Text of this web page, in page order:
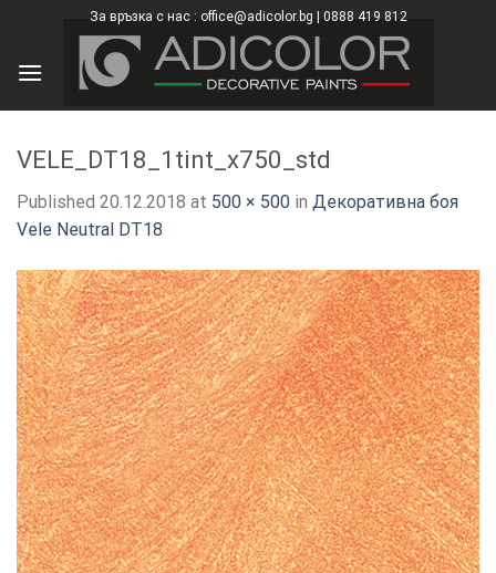
content
За връзка с нас : office@adicolor.bg | 0888 419 812
VELE_DT18_1tint_x750_std
Published 20.12.2018 at 500 × 500 in Декоративна боя
Vele Neutral DT18
×